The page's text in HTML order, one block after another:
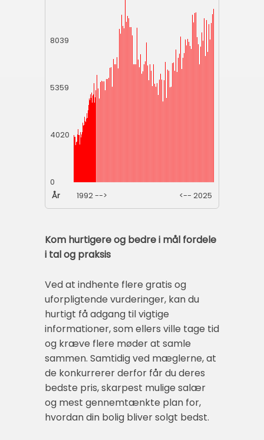
8039
5359
4020
0
År
1992 --> <-- 2025
Kom hurtigere og bedre i mål fordele
i tal og praksis
Ved at indhente flere gratis og
uforpligtende vurderinger, kan du
hurtigt få adgang til vigtige
informationer, som ellers ville tage tid
og kræve flere møder at samle
sammen. Samtidig ved mæglerne, at
de konkurrerer derfor får du deres
bedste pris, skarpest mulige salær
og mest gennemtænkte plan for,
hvordan din bolig bliver solgt bedst.